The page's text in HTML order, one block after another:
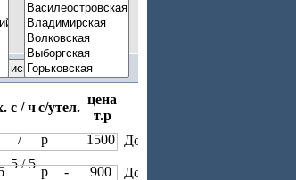
с / ч с/утел.
цена
т.р
/ р 1500
5 / 5
р - 900